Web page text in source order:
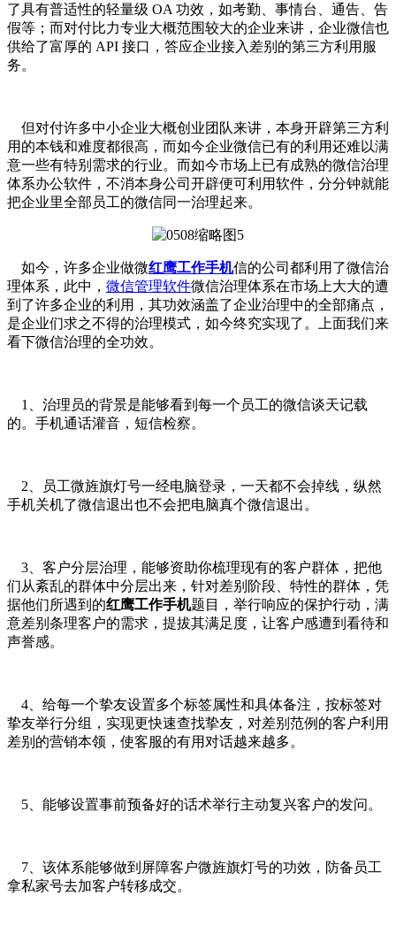
了具有普适性的轻量级 OA 功效，如考勤、事情台、通告、告
假等；而对付比力专业大概范围较大的企业来讲，企业微信也
供给了富厚的 API 接口，答应企业接入差别的第三方利用服
务。
但对付许多中小企业大概创业团队来讲，本身开辟第三方利
用的本钱和难度都很高，而如今企业微信已有的利用还难以满
意一些有特别需求的行业。而如今市场上已有成熟的微信治理
体系办公软件，不消本身公司开辟便可利用软件，分分钟就能
把企业里全部员工的微信同一治理起来。
如今，许多企业做微红鹰工作手机信的公司都利用了微信治
理体系，此中， 微信管理软件微信治理体系在市场上大大的遭
到了许多企业的利用，其功效涵盖了企业治理中的全部痛点，
是企业们求之不得的治理模式，如今终究实现了。上面我们来
看下微信治理的全功效。
1、治理员的背景是能够看到每一个员工的微信谈天记载
的。手机通话灌音，短信检察。
2、员工微旌旗灯号一经电脑登录，一天都不会掉线，纵然
手机关机了微信退出也不会把电脑真个微信退出。
3、客户分层治理，能够资助你梳理现有的客户群体，把他
们从紊乱的群体中分层出来，针对差别阶段、特性的群体，凭
据他们所遇到的红鹰工作手机题目，举行响应的保护行动，满
意差别条理客户的需求，提拔其满足度，让客户感遭到看待和
声誉感。
4、给每一个挚友设置多个标签属性和具体备注，按标签对
挚友举行分组，实现更快速查找挚友，对差别范例的客户利用
差别的营销本领，使客服的有用对话越来越多。
5、能够设置事前预备好的话术举行主动复兴客户的发问。
7、该体系能够做到屏障客户微旌旗灯号的功效，防备员工
拿私家号去加客户转移成交。